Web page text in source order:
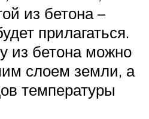
из бетона –
прилагаться.
из бетона можно
слоем земли, а
температуры